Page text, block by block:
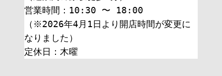
営業時間：10:30 〜 18:00
（※2026年4月1日より開店時間が変更に
なりました）
定休日：木曜